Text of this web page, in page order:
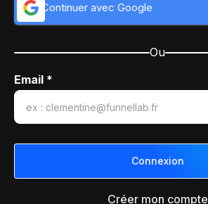
Continuer avec Google
Ou
Email *
Créer mon compte